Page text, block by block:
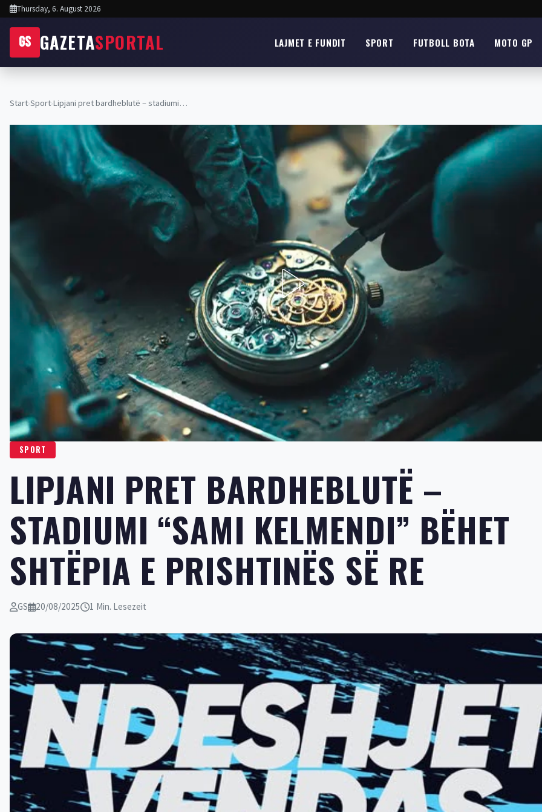
Thursday, 6. August 2026
GS GAZETASPORTAL LAJMET E FUNDIT SPORT FUTBOLL BOTA MOTO GP
Start›Sport›Lipjani pret bardheblutë – stadiumi…
SPORT
LIPJANI PRET BARDHEBLUTË –
STADIUMI “SAMI KELMENDI” BËHET
SHTËPIA E PRISHTINËS SË RE
GS 20/08/2025 1 Min. Lesezeit